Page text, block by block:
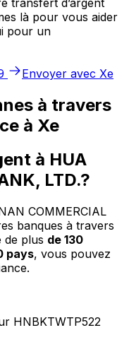
là pour vous aider
pour un
Envoyer avec Xe
à travers
à Xe
à HUA
LTD.?
COMMERCIAL
banques à travers
de plus de 130
pays, vous pouvez
HNBKTWTP522